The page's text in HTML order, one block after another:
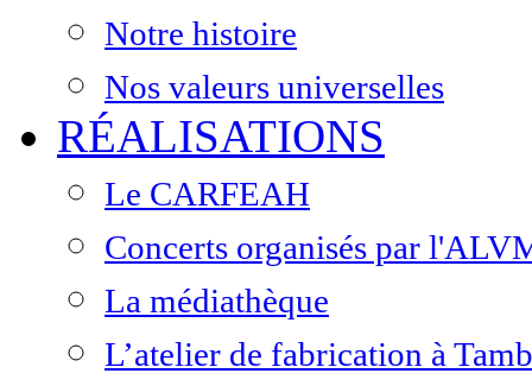
Notre histoire
Nos valeurs universelles
RÉALISATIONS
Le CARFEAH
Concerts organisés par
La médiathèque
L’atelier de fabrication à